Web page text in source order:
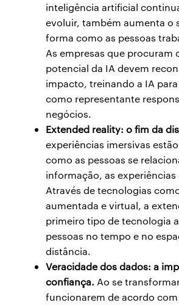
inteligência artificial
evoluir, também aumenta o
forma como as pessoas
As empresas que procuram
potencial da IA devem
impacto, treinando a IA
como representante
negócios.
Extended reality: o fim da
experiências imersivas
como as pessoas se
informação, as experiências
Através de tecnologias
aumentada e virtual, a
primeiro tipo de tecnologia a
pessoas no tempo e no
distância.
Veracidade dos dados: a
confiança. Ao se
funcionarem de acordo